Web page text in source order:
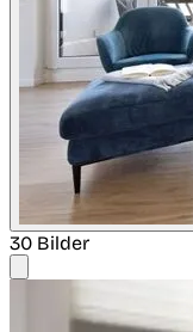
30 Bilder